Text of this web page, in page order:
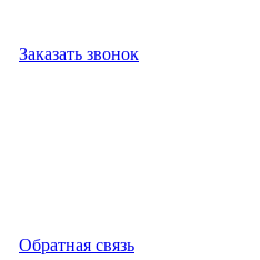
Заказать звонок
Обратная связь